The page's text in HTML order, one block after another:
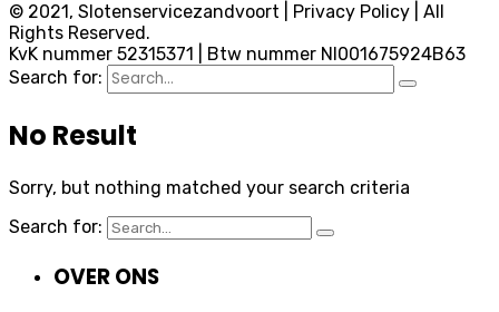
© 2021, Slotenservicezandvoort | Privacy Policy | All
Rights Reserved.
KvK nummer 52315371 | Btw nummer Nl001675924B63
Search for:
No Result
Sorry, but nothing matched your search criteria
Search for:
OVER ONS